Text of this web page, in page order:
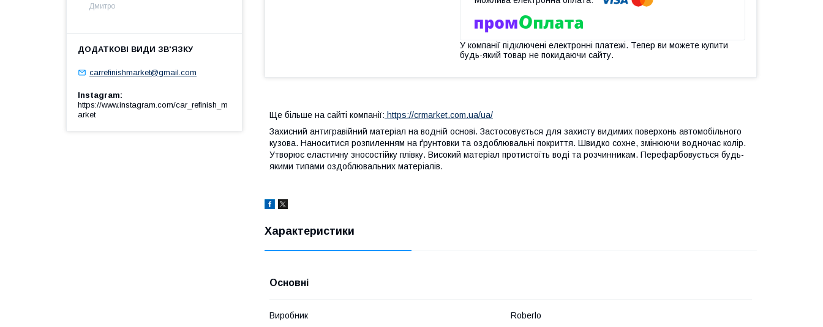
У компанії підключені електронні платежі. Тепер ви можете купити
будь-який товар не покидаючи сайту.
Ще більше на сайті компанії: https://crmarket.com.ua/ua/
Захисний антигравійний матеріал на водній основі. Застосовується для захисту видимих поверхонь автомобільного
кузова. Наноситися розпиленням на ґрунтовки та оздоблювальні покриття. Швидко сохне, змінюючи водночас колір.
Утворює еластичну зносостійку плівку. Високий матеріал протистоїть воді та розчинникам. Перефарбовується будь-
якими типами оздоблювальних матеріалів.
Характеристики
Основні
Виробник Roberlo
Дмитро
carrefinishmarket@gmail.com
Instagram
https://www.instagram.com/car_refinish_m
arket